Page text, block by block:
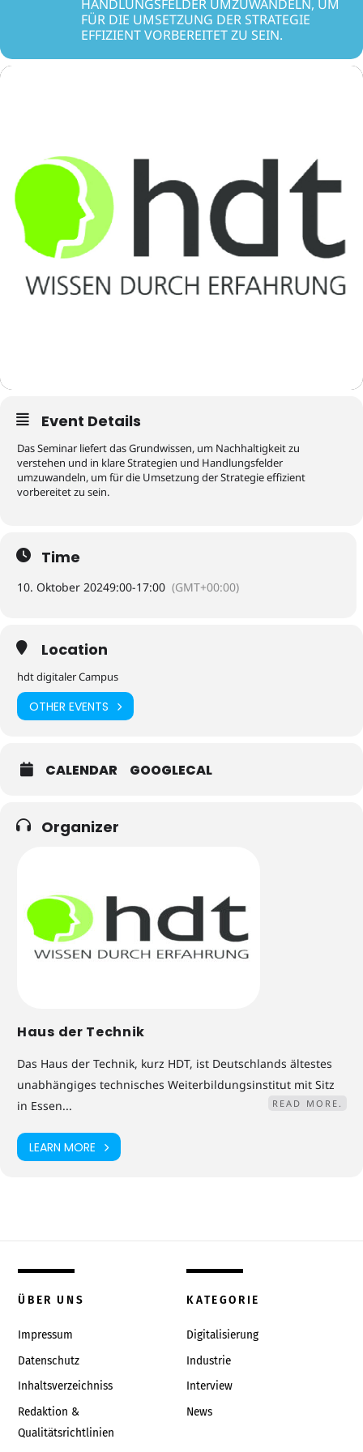
HANDLUNGSFELDER UMZUWANDELN, UM
FÜR DIE UMSETZUNG DER STRATEGIE
EFFIZIENT VORBEREITET ZU SEIN.
Event Details
Das Seminar liefert das Grundwissen, um Nachhaltigkeit zu
verstehen und in klare Strategien und Handlungsfelder
umzuwandeln, um für die Umsetzung der Strategie effizient
vorbereitet zu sein.
Time
10. Oktober 20249:00-17:00 (GMT+00:00)
Location
hdt digitaler Campus
OTHER EVENTS
CALENDAR GOOGLECAL
Organizer
Haus der Technik
Das Haus der Technik, kurz HDT, ist Deutschlands ältestes
unabhängiges technisches Weiterbildungsinstitut mit Sitz
in Essen...
READ MORE.
LEARN MORE
ÜBER UNS
Impressum
Datenschutz
Inhaltsverzeichniss
Redaktion &
Qualitätsrichtlinien
KATEGORIE
Digitalisierung
Industrie
Interview
News